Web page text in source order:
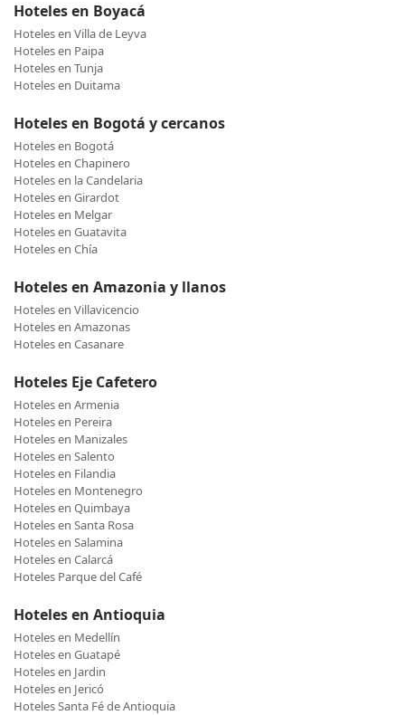
Hoteles en Boyacá
Hoteles en Villa de Leyva
Hoteles en Paipa
Hoteles en Tunja
Hoteles en Duitama
Hoteles en Bogotá y cercanos
Hoteles en Bogotá
Hoteles en Chapinero
Hoteles en la Candelaria
Hoteles en Girardot
Hoteles en Melgar
Hoteles en Guatavita
Hoteles en Chía
Hoteles en Amazonia y llanos
Hoteles en Villavicencio
Hoteles en Amazonas
Hoteles en Casanare
Hoteles Eje Cafetero
Hoteles en Armenia
Hoteles en Pereira
Hoteles en Manizales
Hoteles en Salento
Hoteles en Filandia
Hoteles en Montenegro
Hoteles en Quimbaya
Hoteles en Santa Rosa
Hoteles en Salamina
Hoteles en Calarcá
Hoteles Parque del Café
Hoteles en Antioquia
Hoteles en Medellín
Hoteles en Guatapé
Hoteles en Jardin
Hoteles en Jericó
Hoteles Santa Fé de Antioquia